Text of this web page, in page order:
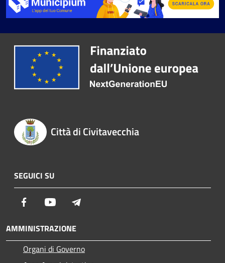
Città di Civitavecchia
SEGUICI SU
Facebook Youtube
AMMINISTRAZIONE
Organi di Governo